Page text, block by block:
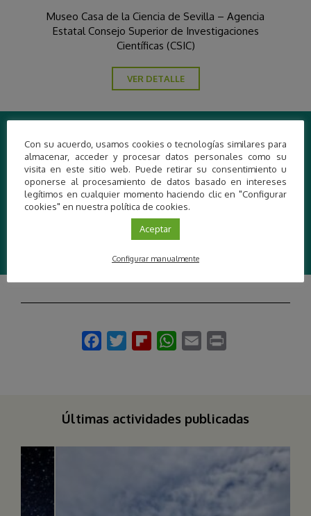
Museo Casa de la Ciencia de Sevilla – Agencia
Estatal Consejo Superior de Investigaciones
Científicas (CSIC)
VER DETALLE
Contacto
Casa de la Ciencia de Sevilla
Email:info@casadelaciencia.csic.es
Teléfono: 954232349
Más información
Últimas actividades publicadas
Con su acuerdo, usamos cookies o tecnologías similares para
almacenar, acceder y procesar datos personales como su
visita en este sitio web. Puede retirar su consentimiento u
oponerse al procesamiento de datos basado en intereses
legítimos en cualquier momento haciendo clic en "Configurar
cookies" en nuestra política de cookies.
Aceptar
Configurar manualmente